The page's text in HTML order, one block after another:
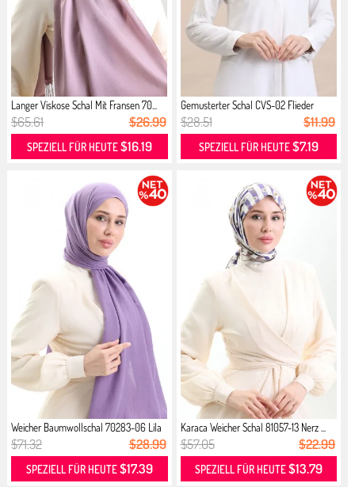
Langer Viskose Schal Mit Fransen 70...
$65.61 $26.99
SPEZIELL FÜR HEUTE$16.19
Gemusterter Schal CVS-02 Flieder
$28.51 $11.99
SPEZIELL FÜR HEUTE$7.19
Weicher Baumwollschal 70283-06 Lila
$71.32 $28.99
SPEZIELL FÜR HEUTE$17.39
Karaca Weicher Schal 81057-13 Nerz ...
$57.05 $22.99
SPEZIELL FÜR HEUTE$13.79